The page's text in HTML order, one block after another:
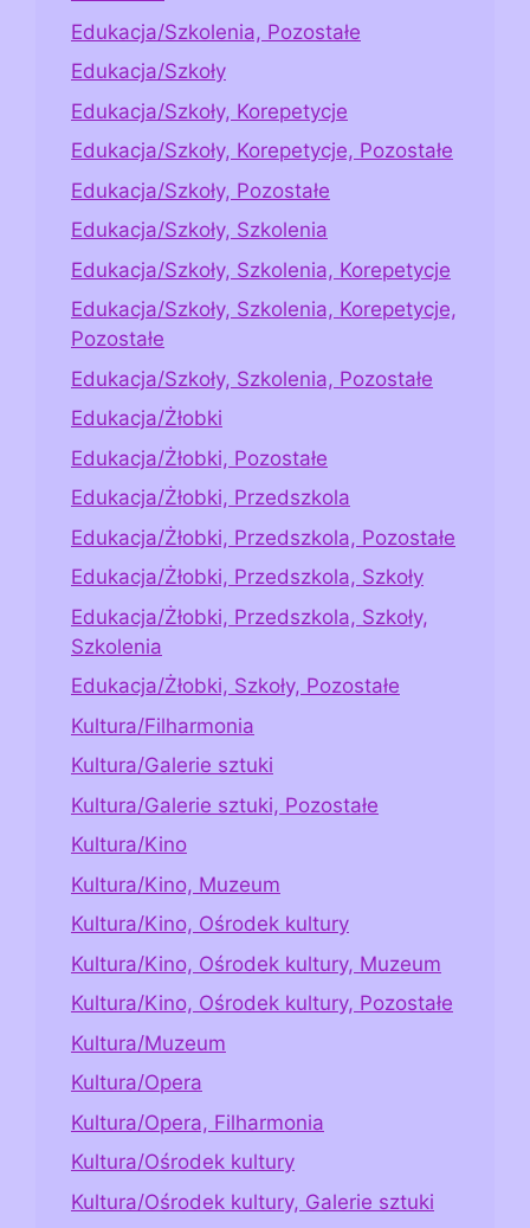
Edukacja/Szkolenia, Pozostałe
Edukacja/Szkoły
Edukacja/Szkoły, Korepetycje
Edukacja/Szkoły, Korepetycje, Pozostałe
Edukacja/Szkoły, Pozostałe
Edukacja/Szkoły, Szkolenia
Edukacja/Szkoły, Szkolenia, Korepetycje
Edukacja/Szkoły, Szkolenia, Korepetycje,
Pozostałe
Edukacja/Szkoły, Szkolenia, Pozostałe
Edukacja/Żłobki
Edukacja/Żłobki, Pozostałe
Edukacja/Żłobki, Przedszkola
Edukacja/Żłobki, Przedszkola, Pozostałe
Edukacja/Żłobki, Przedszkola, Szkoły
Edukacja/Żłobki, Przedszkola, Szkoły,
Szkolenia
Edukacja/Żłobki, Szkoły, Pozostałe
Kultura/Filharmonia
Kultura/Galerie sztuki
Kultura/Galerie sztuki, Pozostałe
Kultura/Kino
Kultura/Kino, Muzeum
Kultura/Kino, Ośrodek kultury
Kultura/Kino, Ośrodek kultury, Muzeum
Kultura/Kino, Ośrodek kultury, Pozostałe
Kultura/Muzeum
Kultura/Opera
Kultura/Opera, Filharmonia
Kultura/Ośrodek kultury
Kultura/Ośrodek kultury, Galerie sztuki